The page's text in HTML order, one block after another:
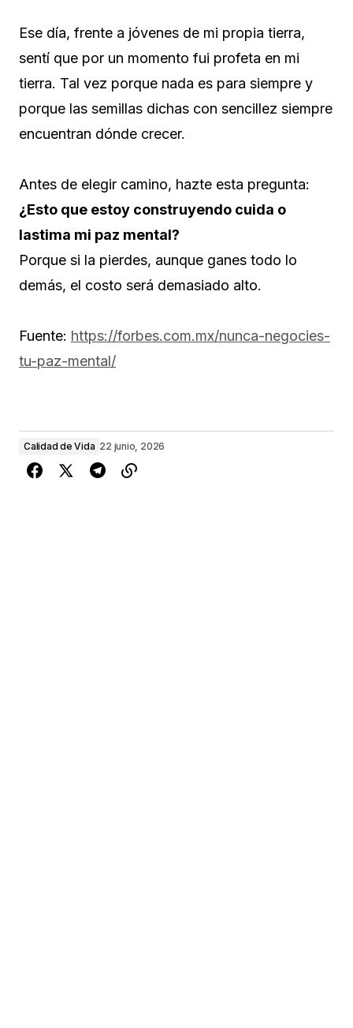
Ese día, frente a jóvenes de mi propia tierra,
sentí que por un momento fui profeta en mi
tierra. Tal vez porque nada es para siempre y
porque las semillas dichas con sencillez siempre
encuentran dónde crecer.
Antes de elegir camino, hazte esta pregunta:
¿Esto que estoy construyendo cuida o
lastima mi paz mental?
Porque si la pierdes, aunque ganes todo lo
demás, el costo será demasiado alto.
Fuente: https://forbes.com.mx/nunca-negocies-
tu-paz-mental/
Calidad de Vida 22 junio, 2026